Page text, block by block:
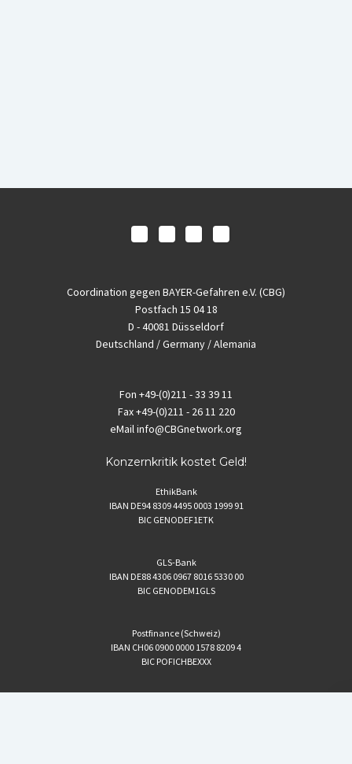
Coordination gegen BAYER-Gefahren e.V. (CBG)
Postfach 15 04 18
D - 40081 Düsseldorf
Deutschland / Germany / Alemania
Fon +49-(0)211 - 33 39 11
Fax+49-(0)211 - 26 11 220
eMailinfo@CBGnetwork.org
Konzernkritik kostet Geld!
EthikBank
IBAN DE94 8309 4495 0003 1999 91
BIC GENODEF1ETK
GLS-Bank
IBAN DE88 4306 0967 8016 5330 00
BIC GENODEM1GLS
Postfinance (Schweiz)
IBAN CH06 0900 0000 1578 8209 4
BIC POFICHBEXXX